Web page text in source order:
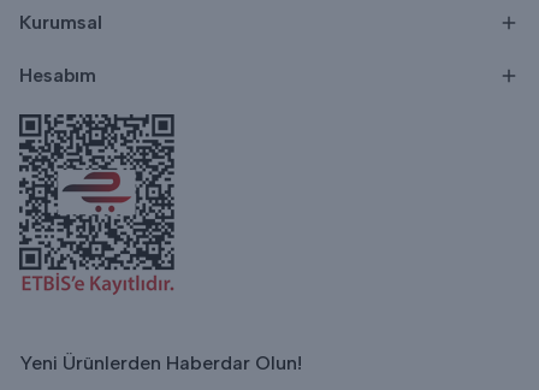
Kurumsal
Hesabım
Yeni Ürünlerden Haberdar Olun!